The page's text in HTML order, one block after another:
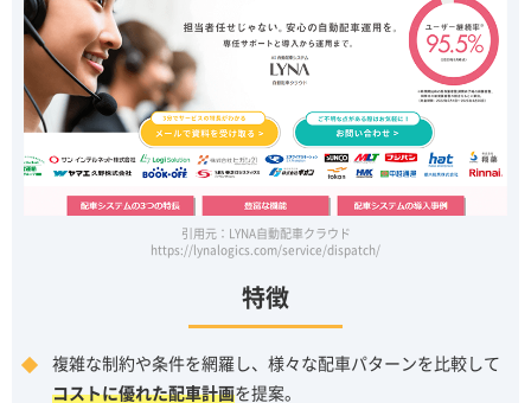
引用元：LYNA自動配車クラウド
https://lynalogics.com/service/dispatch/
特徴
複雑な制約や条件を網羅し、様々な配車パターンを比較して
コストに優れた配車計画を提案。